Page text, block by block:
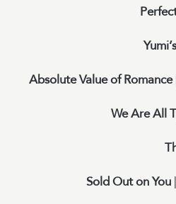
Absolute Value of Romance
We Are All
Sold Out on You